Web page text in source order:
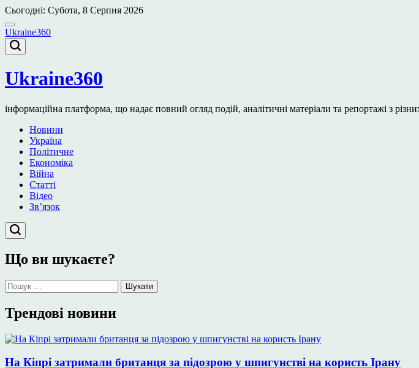
Перейти
до
вмісту
Сьогодні: Субота, 8 Серпня 2026
Ukraine360
Ukraine360
інформаційна платформа, що надає повний огляд подій, аналітичні матеріали та репортажі з
Новини
Україна
Політичне
Економіка
Війна
Статті
Відео
Зв’язок
Що ви шукаєте?
Пошук:
Трендові новини
На Кіпрі затримали британця за підозрою у шпигунстві на користь Ірану